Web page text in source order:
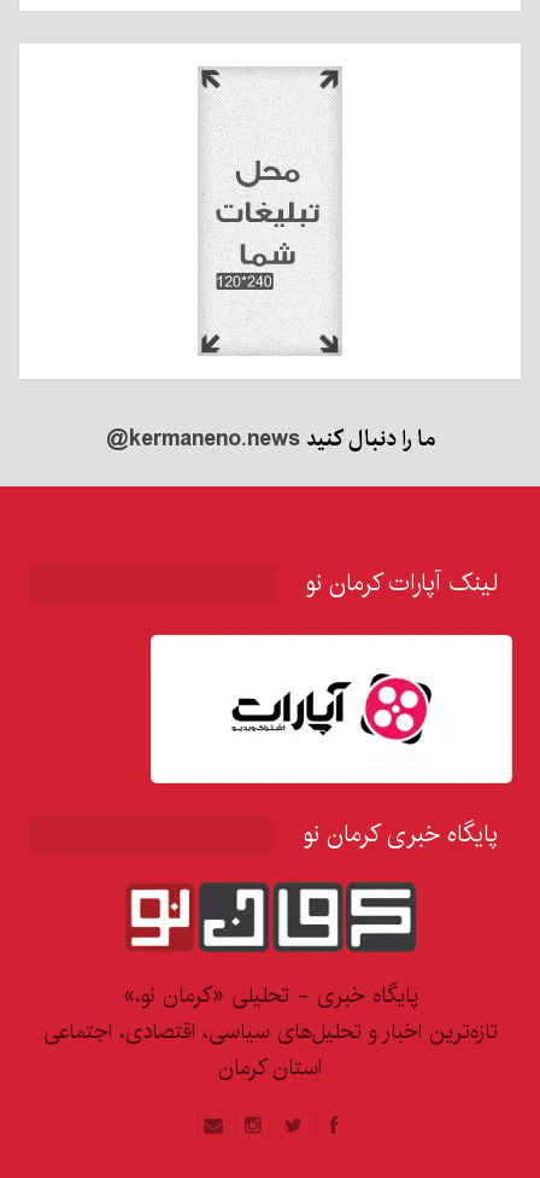
ما را دنبال کنید@kermaneno.news
لینک آپارات کرمان نو
پایگاه خبری کرمان نو
پایگاه خبری - تحلیلی «کرمان نو،»
تازه‌ترین اخبار و تحلیل‌های سیاسی، اقتصادی، اجتماعی
استان کرمان